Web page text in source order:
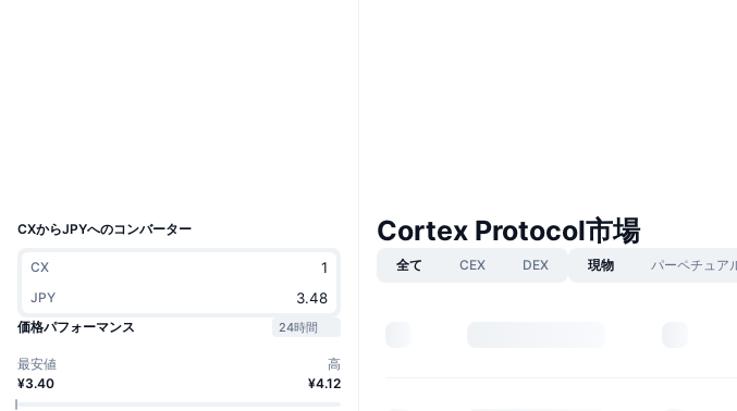
CXからJPYへのコンバーター
CX
JPY
価格パフォーマンス
24時間
最安値
¥3.40
高
¥4.12
Cortex Protocol市場
全て CEX DEX 現物 パーペチュア